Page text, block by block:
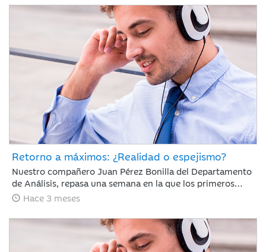
empresariales retoman el protagonismo en las bolsas.
Retorno a máximos: ¿Realidad o espejismo?
Nuestro compañero Juan Pérez Bonilla del Departamento
de Análisis, repasa una semana en la que los primeros
diálogos y pactos de alto al fuego han impulsado el
acercado a niveles previos al conflicto.
Hace 3 meses